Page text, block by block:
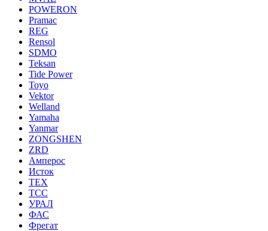
POWERON
Pramac
REG
Rensol
SDMO
Teksan
Tide Power
Toyo
Vektor
Welland
Yamaha
Yanmar
ZONGSHEN
ZRD
Амперос
Исток
ТЕХ
ТСС
УРАЛ
ФАС
Фрегат